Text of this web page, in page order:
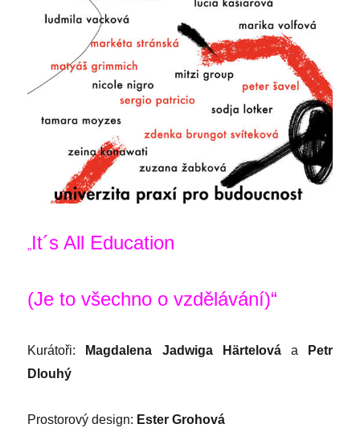
„It´s All Education
(Je to všechno o vzdělávání)“
Kurátoři: Magdalena Jadwiga Härtelová a Petr
Dlouhý
Prostorový design: Ester Grohová